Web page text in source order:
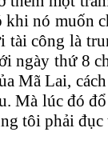
nó muốn
tài công là
ngày thứ 8
Mã Lai,
Mà lúc đó
tôi phải